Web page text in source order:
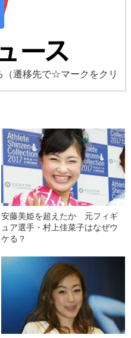
（遷移先で☆マークをクリ
安藤美姫を超えたか 元フィギ
ュア選手・村上佳菜子はなぜウ
ケる？